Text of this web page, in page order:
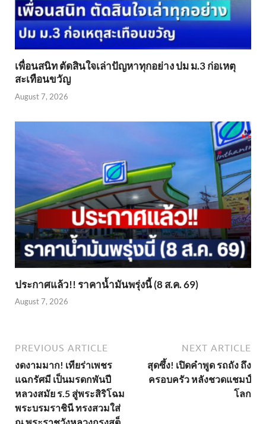
เพื่อนสนิท ตัดสินใจเล่าปัญหาทุกอย่าง ปม ม.3 ก่อเหตุ
สะเทือนขวัญ
August 7, 2026
ประกาศแล้ว!! ราคาน้ำมันพรุ่งนี้ (8 ส.ค. 69)
August 7, 2026
PREVIOUS ARTICLE
งดงามมาก! เทียร่าเพชร
แฉกรัศมี เป็นมรดกพันปี
หลวงสมัย ร.5 สู่พระสิริโฉม
พระบรมราชินี ทรงสวมใส่
NEXT ARTICLE
สุดซึ้ง! เปิดคำพูด รถถัง ถึง
ครอบครัว หลังชวดแชมป์
โลก